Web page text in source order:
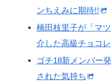
ンちえみに期待!!
楠田枝里子が「マ
介した高級チョコ
ゴチ18新メンバー
された気持ち